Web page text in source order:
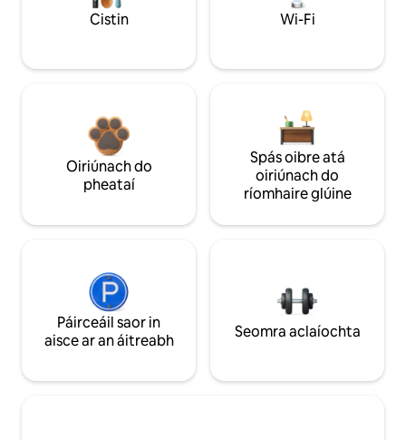
Cistin Wi-Fi
Oiriúnach do
pheataí
Spás oibre atá
oiriúnach do
ríomhaire glúine
Páirceáil saor in
aisce ar an áitreabh
Seomra aclaíochta